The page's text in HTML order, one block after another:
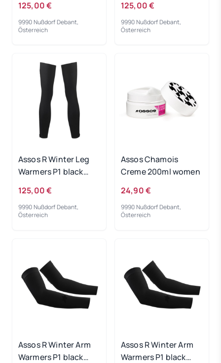
125,00 €
9990 Nußdorf Debant,
Österreich
125,00 €
9990 Nußdorf Debant,
Österreich
Assos R Winter Leg
Warmers P1 black
125,00 €
9990 Nußdorf Debant,
Österreich
Assos Chamois
Creme 200ml women
24,90 €
9990 Nußdorf Debant,
Österreich
Assos R Winter Arm
Warmers P1 black
Assos R Winter Arm
Warmers P1 black